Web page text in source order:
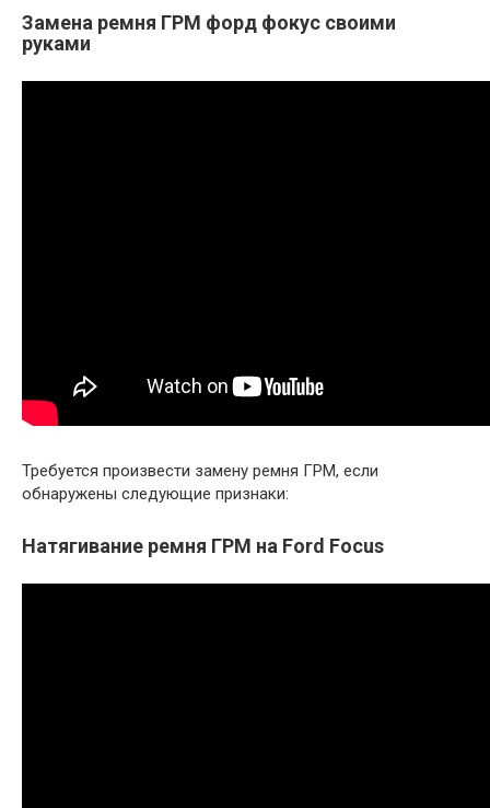
Замена ремня ГРМ форд фокус своими
руками
Требуется произвести замену ремня ГРМ, если
обнаружены следующие признаки:
Натягивание ремня ГРМ на Ford Focus